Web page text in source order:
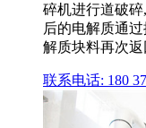
碎机进行道破
后的电解质通
解质块料再次
联系电话: 180